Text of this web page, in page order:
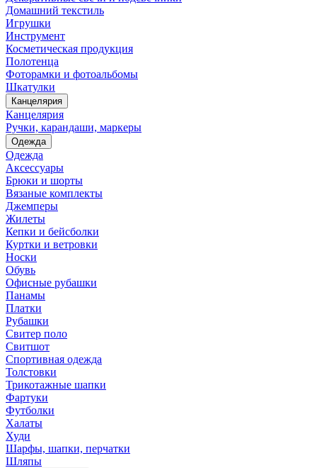
Домашний текстиль
Игрушки
Инструмент
Косметическая продукция
Полотенца
Фоторамки и фотоальбомы
Шкатулки
Канцелярия
Канцелярия
Ручки, карандаши, маркеры
Одежда
Одежда
Аксессуары
Брюки и шорты
Вязаные комплекты
Джемперы
Жилеты
Кепки и бейсболки
Куртки и ветровки
Носки
Обувь
Офисные рубашки
Панамы
Платки
Рубашки
Свитер поло
Свитшот
Спортивная одежда
Толстовки
Трикотажные шапки
Фартуки
Футболки
Халаты
Худи
Шарфы, шапки, перчатки
Шляпы